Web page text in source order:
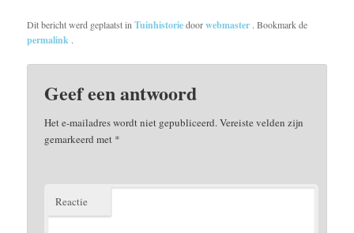
Dit bericht werd geplaatst inTuinhistoriedoorwebmaster . Bookmark de
permalink .
Geef een antwoord
Het e-mailadres wordt niet gepubliceerd.Vereiste velden zijn
gemarkeerd met *
Reactie